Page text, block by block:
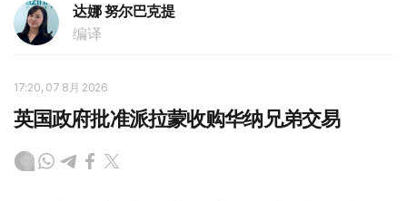
达娜 努尔巴克提
编译
17:20, 07 8月 2026
英国政府批准派拉蒙收购华纳兄弟交易